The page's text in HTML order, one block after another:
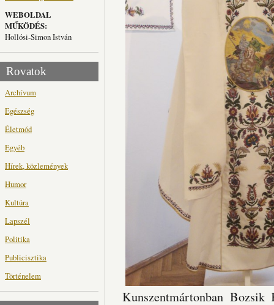
WEBOLDAL
MŰKÖDÉS:
Hollósi-Simon István
Rovatok
Archívum
Egészség
Életmód
Egyéb
Hírek, közlemények
Humor
Kultúra
Lapszél
Politika
Publicisztika
Történelem
Kunszentmártonban Bozsik